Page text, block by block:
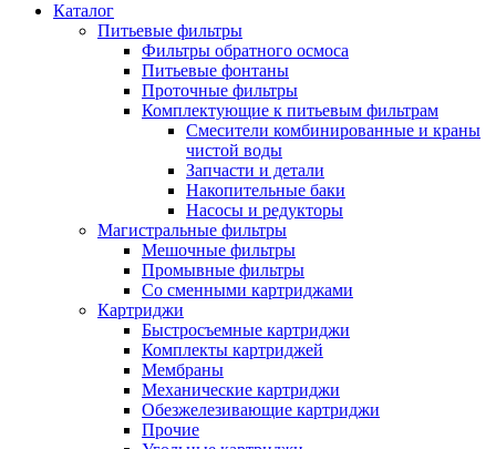
Каталог
Питьевые фильтры
Фильтры обратного осмоса
Питьевые фонтаны
Проточные фильтры
Комплектующие к питьевым фильтрам
Смесители комбинированные и краны
чистой воды
Запчасти и детали
Накопительные баки
Насосы и редукторы
Магистральные фильтры
Мешочные фильтры
Промывные фильтры
Со сменными картриджами
Картриджи
Быстросъемные картриджи
Комплекты картриджей
Мембраны
Механические картриджи
Обезжелезивающие картриджи
Прочие